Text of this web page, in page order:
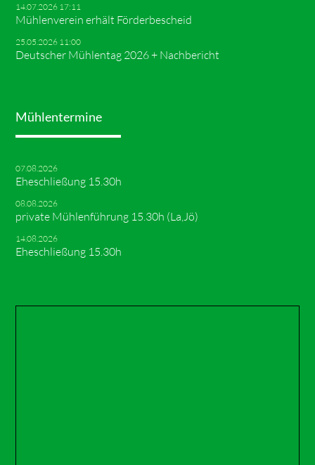
14.07.2026 17:11
Mühlenverein erhält Förderbescheid
25.05.2026 11:00
Deutscher Mühlentag 2026 + Nachbericht
Mühlentermine
07.08.2026
Eheschließung 15.30h
08.08.2026
private Mühlenführung 15.30h (La,Jö)
14.08.2026
Eheschließung 15.30h